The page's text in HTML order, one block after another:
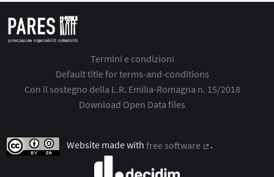
Termini e condizioni
Default title for terms-and-conditions
Con il sostegno della L.R. Emilia-Romagna n. 15/2018
Download Open Data files
Website made with free software
.